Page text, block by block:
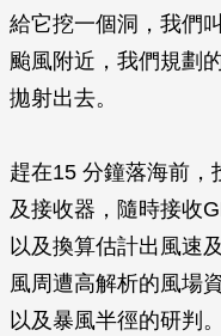
給它挖一個洞，我們
颱風附近，我們規­劃
拋射出去。
趕在15 分鐘落海前，
及接收器，隨時接收
以及換算估計出風速
風周遭高解析的風場
以及暴風半徑的研判。